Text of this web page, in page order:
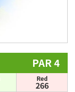
PAR 4
Red
266